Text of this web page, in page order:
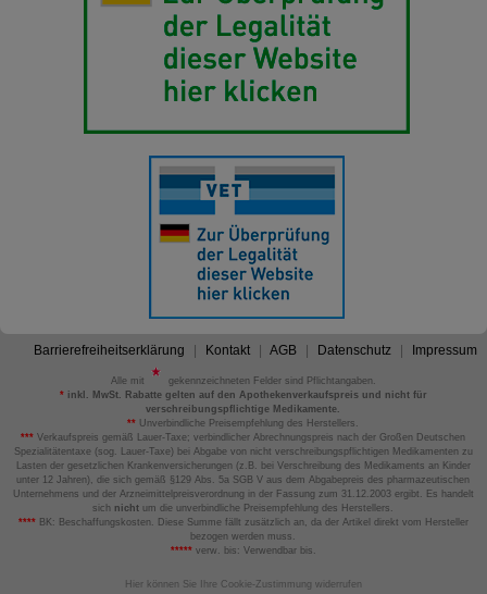
Barrierefreiheitserklärung Kontakt AGB Datenschutz Impressum
Alle mit
gekennzeichneten Felder sind Pflichtangaben.
*inkl. MwSt. Rabatte gelten auf den Apothekenverkaufspreis und nicht für
verschreibungspflichtige Medikamente.
** Unverbindliche Preisempfehlung des Herstellers.
*** Verkaufspreis gemäß Lauer-Taxe; verbindlicher Abrechnungspreis nach der Großen Deutschen
Spezialitätentaxe (sog. Lauer-Taxe) bei Abgabe von nicht verschreibungspflichtigen Medikamenten zu
Lasten der gesetzlichen Krankenversicherungen (z.B. bei Verschreibung des Medikaments an Kinder
unter 12 Jahren), die sich gemäß §129 Abs. 5a SGB V aus dem Abgabepreis des pharmazeutischen
Unternehmens und der Arzneimittelpreisverordnung in der Fassung zum 31.12.2003 ergibt. Es handelt
sich nicht um die unverbindliche Preisempfehlung des Herstellers.
****BK: Beschaffungskosten. Diese Summe fällt zusätzlich an, da der Artikel direkt vom Hersteller
bezogen werden muss.
*****verw. bis: Verwendbar bis.
Hier können Sie Ihre Cookie-Zustimmung widerrufen